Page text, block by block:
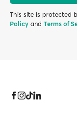
This site is protected
Policy and Terms of